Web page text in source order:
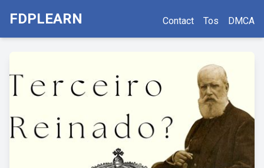
FDPLEARN Contact Tos DMCA